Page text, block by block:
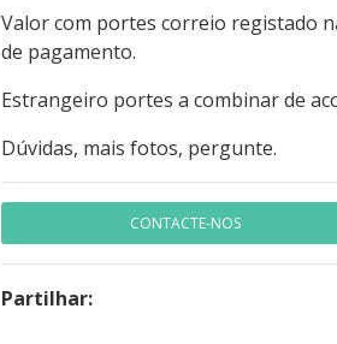
Valor com portes correio registado
de pagamento.
Estrangeiro portes a combinar de
Dúvidas, mais fotos, pergunte.
CONTACTE-NOS
Partilhar: